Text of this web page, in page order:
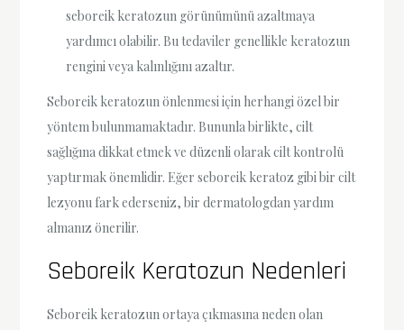
seboreik keratozun görünümünü azaltmaya
yardımcı olabilir. Bu tedaviler genellikle keratozun
rengini veya kalınlığını azaltır.
Seboreik keratozun önlenmesi için herhangi özel bir
yöntem bulunmamaktadır. Bununla birlikte, cilt
sağlığına dikkat etmek ve düzenli olarak cilt kontrolü
yaptırmak önemlidir. Eğer seboreik keratoz gibi bir cilt
lezyonu fark ederseniz, bir dermatologdan yardım
almanız önerilir.
Seboreik Keratozun Nedenleri
Seboreik keratozun ortaya çıkmasına neden olan